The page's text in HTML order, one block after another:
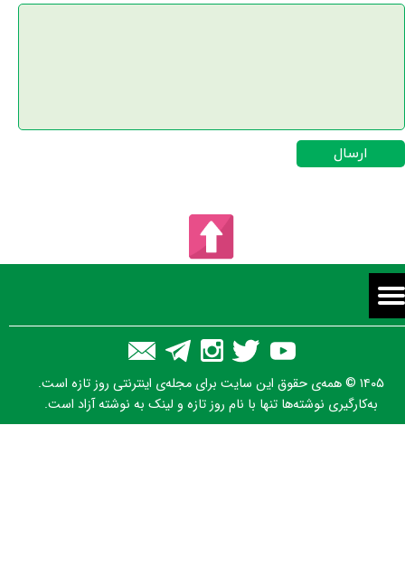
ارسال
۱۴۰۵ © همه‌ی حقوق این سایت برای مجله‌ی اینترنتی روز تازه است.
به‌کارگیری نوشته‌ها تنها با نام روز تازه و لینک به نوشته آزاد است.